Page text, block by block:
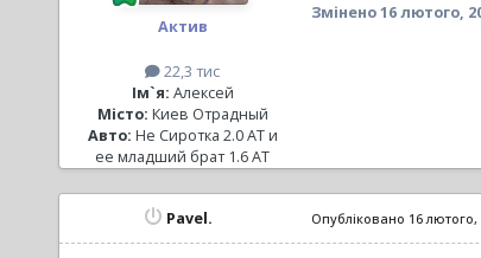
Актив
22,3 тис
Ім`я: Алексей
Місто: Киев Отрадный
Авто: Не Сиротка 2.0 АТ и
ее младший брат 1.6 АТ
Змінено16 лютого,
Pavel. Опубліковано 16 лютого,